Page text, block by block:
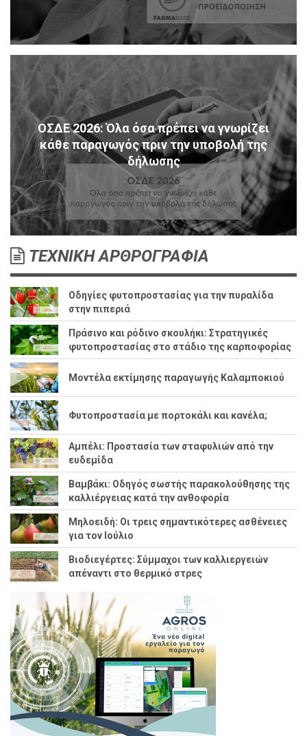
ΟΣΔΕ 2026: Όλα όσα πρέπει να γνωρίζει
κάθε παραγωγός πριν την υποβολή της
δήλωσης
ΤΕΧΝΙΚΗ ΑΡΘΡΟΓΡΑΦΙΑ
Οδηγίες φυτοπροστασίας για την πυραλίδα
στην πιπεριά
Πράσινο και ρόδινο σκουλήκι: Στρατηγικές
φυτοπροστασίας στο στάδιο της καρποφορίας
Μοντέλα εκτίμησης παραγωγής Καλαμποκιού
Φυτοπροστασία με πορτοκάλι και κανέλα;
Αμπέλι: Προστασία των σταφυλιών από την
ευδεμίδα
Βαμβάκι: Οδηγός σωστής παρακολούθησης της
καλλιέργειας κατά την ανθοφορία
Μηλοειδή: Οι τρεις σημαντικότερες ασθένειες
για τον Ιούλιο
Βιοδιεγέρτες: Σύμμαχοι των καλλιεργειών
απέναντι στο θερμικό στρες